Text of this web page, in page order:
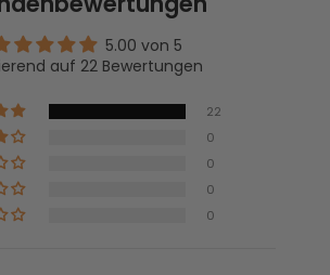
5.00 von 5
auf 22 Bewertungen
22
0
0
0
0